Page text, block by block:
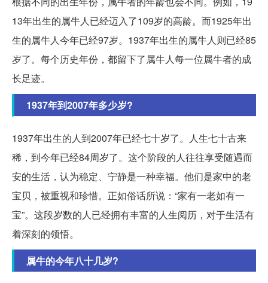
13年出生的属牛人已经迈入了109岁的高龄。而1925年出
生的属牛人今年已经97岁。1937年出生的属牛人则已经85
岁了。每个历史年份，都留下了属牛人每一位属牛者的成
长足迹。
1937年到2007年多少岁?
1937年出生的人到2007年已经七十岁了。人生七十古来
稀，到今年已经84周岁了。这个阶段的人往往享受随遇而
安的生活，认为稳定、宁静是一种幸福。他们是家中的老
宝贝，被重视和珍惜。正如俗话所说：“家有一老如有一
宝”。这段岁数的人已经拥有丰富的人生阅历，对于生活有
着深刻的领悟。
属牛的今年八十几岁?